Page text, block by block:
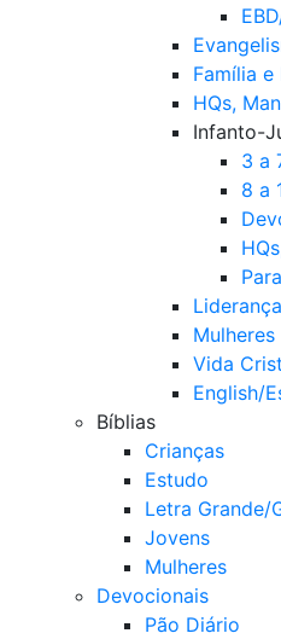
Família e
HQs,
Infanto-
3 a
8 a
Liderança
Mulheres
Vida
English/
Bíblias
Crianças
Estudo
Letra Grande/
Jovens
Mulheres
Devocionais
Pão Diário